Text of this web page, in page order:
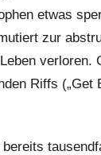
etwas
zur
verloren.
Riffs („Get